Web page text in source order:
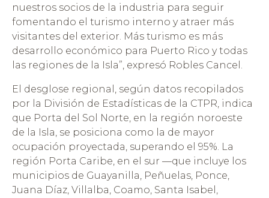
nuestros socios de la industria para seguir
fomentando el turismo interno y atraer más
visitantes del exterior. Más turismo es más
desarrollo económico para Puerto Rico y todas
las regiones de la Isla”, expresó Robles Cancel.
El desglose regional, según datos recopilados
por la División de Estadísticas de la CTPR, indica
que Porta del Sol Norte, en la región noroeste
de la Isla, se posiciona como la de mayor
ocupación proyectada, superando el 95%. La
región Porta Caribe, en el sur —que incluye los
municipios de Guayanilla, Peñuelas, Ponce,
Juana Díaz, Villalba, Coamo, Santa Isabel,